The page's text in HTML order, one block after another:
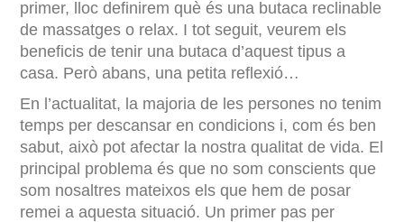
primer, lloc definirem què és una butaca reclinable
de massatges o relax. I tot seguit, veurem els
beneficis de tenir una butaca d’aquest tipus a
casa. Però abans, una petita reflexió…
En l’actualitat, la majoria de les persones no tenim
temps per descansar en condicions i, com és ben
sabut, això pot afectar la nostra qualitat de vida. El
principal problema és que no som conscients que
som nosaltres mateixos els que hem de posar
remei a aquesta situació. Un primer pas per